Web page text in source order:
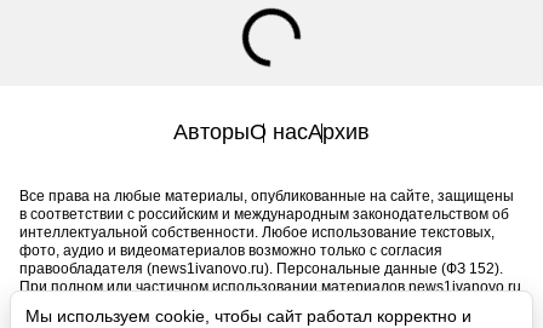
Мы используем cookie, чтобы сайт работал корректно и
АвторыО насАрхив
Все права на любые материалы, опубликованные на сайте, защищены
в соответствии с российским и международным законодательством об
интеллектуальной собственности. Любое использование текстовых,
фото, аудио и видеоматериалов возможно только с согласия
правообладателя (news1ivanovo.ru). Персональные данные (ФЗ 152).
При полном или частичном использовании материалов news1ivanovo.ru
обязательна. Запрещено для детей. Оригинал текста: